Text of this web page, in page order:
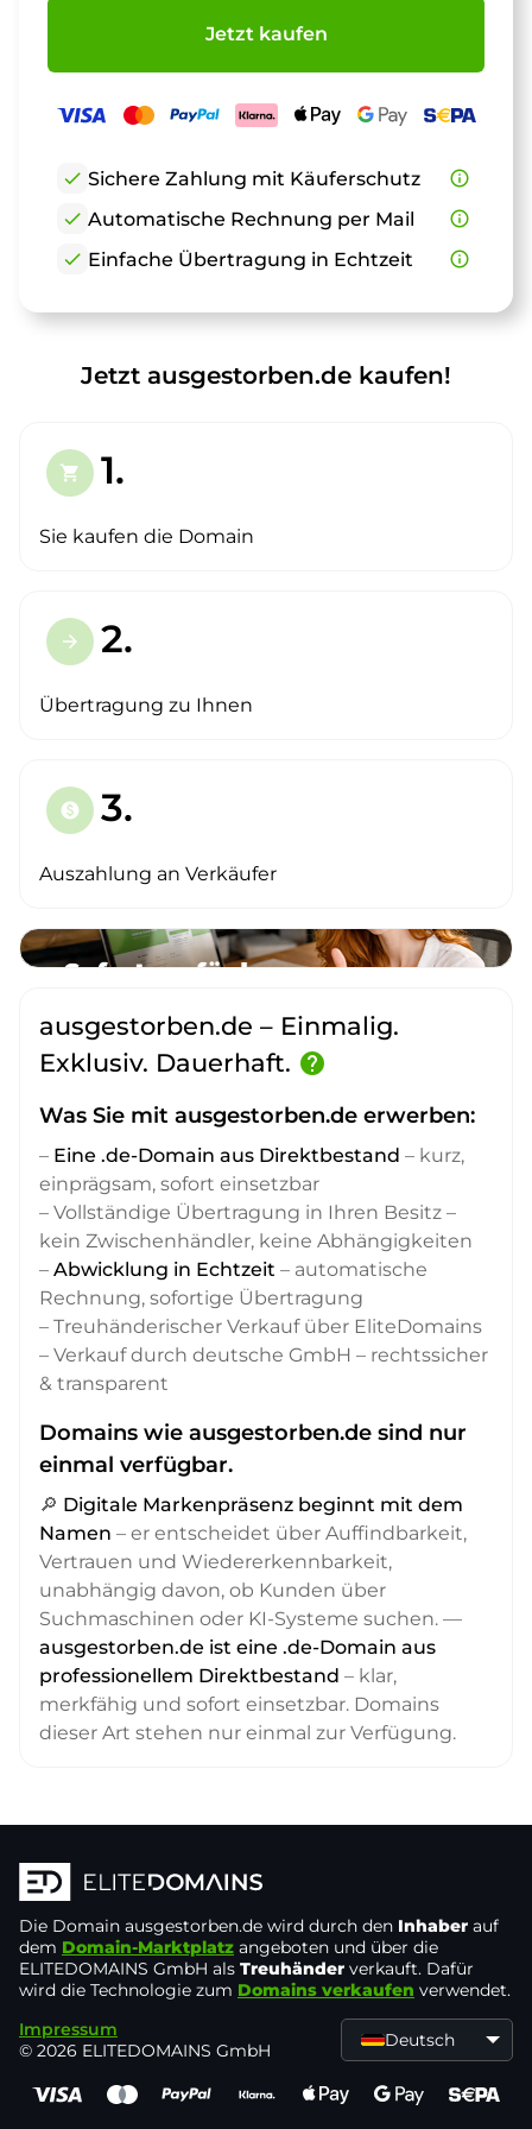
Jetzt kaufen
check Sichere Zahlung mit Käuferschutz
info_outline
check Automatische Rechnung per Mail
info_outline
check Einfache Übertragung in Echtzeit info_outline
Jetzt ausgestorben.de kaufen!
shopping_cart 1.
Sie kaufen die Domain
arrow_forward 2.
Übertragung zu Ihnen
paid 3.
Auszahlung an Verkäufer
ausgestorben.de – Einmalig.
Exklusiv. Dauerhaft. help
Was Sie mit ausgestorben.de erwerben:
– Eine .de-Domain aus Direktbestand – kurz,
einprägsam, sofort einsetzbar
– Vollständige Übertragung in Ihren Besitz –
kein Zwischenhändler, keine Abhängigkeiten
– Abwicklung in Echtzeit – automatische
Rechnung, sofortige Übertragung
– Treuhänderischer Verkauf über EliteDomains
– Verkauf durch deutsche GmbH – rechtssicher
& transparent
Domains wie ausgestorben.de sind nur
einmal verfügbar.
🔎 Digitale Markenpräsenz beginnt mit dem
Namen – er entscheidet über Auffindbarkeit,
Vertrauen und Wiedererkennbarkeit,
unabhängig davon, ob Kunden über
Suchmaschinen oder KI-Systeme suchen. —
ausgestorben.de ist eine .de-Domain aus
professionellem Direktbestand – klar,
merkfähig und sofort einsetzbar. Domains
dieser Art stehen nur einmal zur Verfügung.
Die Domain ausgestorben.de wird durch den Inhaber auf
dem Domain-Marktplatz angeboten und über die
ELITEDOMAINS GmbH als Treuhänder verkauft. Dafür
wird die Technologie zum Domains verkaufen verwendet.
Impressum
© 2026 ELITEDOMAINS GmbH
Deutsch